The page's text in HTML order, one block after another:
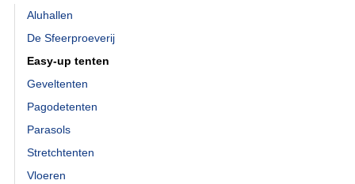
Aluhallen
De Sfeerproeverij
Easy-up tenten
Geveltenten
Pagodetenten
Parasols
Stretchtenten
Vloeren